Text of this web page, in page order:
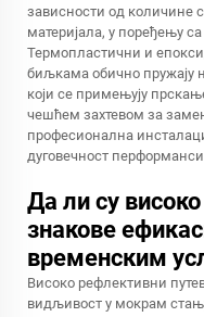
зависности од количине
материјала, у поређењу
Термопластични и
биљкама обично пружају
који се примењују
чешћем захтевом за
професионална
дуговечност
Да ли су
знакове
временским
Високо рефлективни
видљивост у мокрам